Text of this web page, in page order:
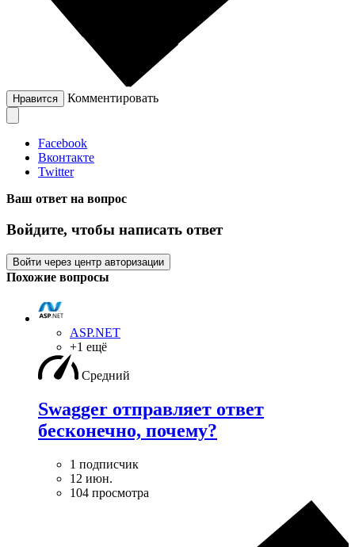
Нравится Комментировать
Facebook
Вконтакте
Twitter
Ваш ответ на вопрос
Войдите, чтобы написать ответ
Войти через центр авторизации
Похожие вопросы
ASP.NET
+1 ещё
Средний
Swagger отправляет ответ
бесконечно, почему?
1 подписчик
12 июн.
104 просмотра